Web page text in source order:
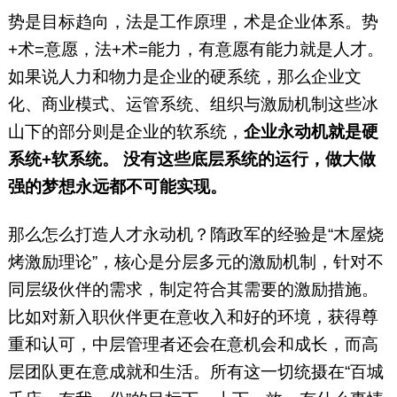
势是目标趋向，法是工作原理，术是企业体系。势
+术=意愿，法+术=能力，有意愿有能力就是人才。
如果说人力和物力是企业的硬系统，那么企业文
化、商业模式、运管系统、组织与激励机制这些冰
山下的部分则是企业的软系统， 企业永动机就是硬
系统+软系统。 没有这些底层系统的运行，做大做
强的梦想永远都不可能实现。
那么怎么打造人才永动机？隋政军的经验是“木屋烧
烤激励理论”，核心是分层多元的激励机制，针对不
同层级伙伴的需求，制定符合其需要的激励措施。
比如对新入职伙伴更在意收入和好的环境，获得尊
重和认可，中层管理者还会在意机会和成长，而高
层团队更在意成就和生活。所有这一切统摄在“百城